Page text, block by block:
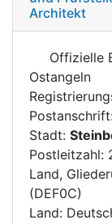
Architekt
Offizielle
Ostangeln
Stadt:
Postleitzahl:
Land,
(DEF0C)
Land: